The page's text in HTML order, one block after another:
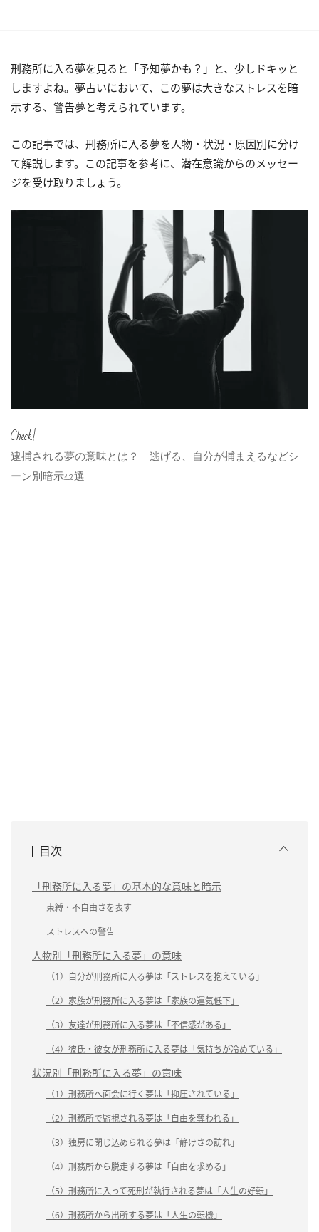
刑務所に入る夢を見ると「予知夢かも？」と、少しドキッと
しますよね。夢占いにおいて、この夢は大きなストレスを暗
示する、警告夢と考えられています。
この記事では、刑務所に入る夢を人物・状況・原因別に分け
て解説します。この記事を参考に、潜在意識からのメッセー
ジを受け取りましょう。
Check!
逮捕される夢の意味とは？ 逃げる、自分が捕まえるなどシ
ーン別暗示12選
目次
「刑務所に入る夢」の基本的な意味と暗示
束縛・不自由さを表す
ストレスへの警告
人物別「刑務所に入る夢」の意味
（1）自分が刑務所に入る夢は「ストレスを抱えている」
（2）家族が刑務所に入る夢は「家族の運気低下」
（3）友達が刑務所に入る夢は「不信感がある」
（4）彼氏・彼女が刑務所に入る夢は「気持ちが冷めている」
状況別「刑務所に入る夢」の意味
（1）刑務所へ面会に行く夢は「抑圧されている」
（2）刑務所で監視される夢は「自由を奪われる」
（3）独房に閉じ込められる夢は「静けさの訪れ」
（4）刑務所から脱走する夢は「自由を求める」
（5）刑務所に入って死刑が執行される夢は「人生の好転」
（6）刑務所から出所する夢は「人生の転機」